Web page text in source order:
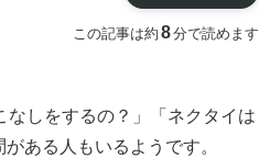
この記事は約 8分で読めます
しをするの？」「ネクタイは
ある人もいるようです。